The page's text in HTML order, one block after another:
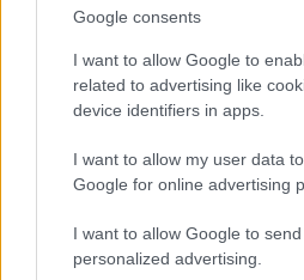
Google consents
I want to allow Google to
related to advertising like
device identifiers in apps.
I want to allow my user data
Google for online advertising
I want to allow Google to
personalized advertising.
Szintén bajai. Majdnem
menetrendtől. Kb. 11 éve
rendszerességgel a Baja-
:15, végül a cikkben leírt.
vonatok eddig mindig a
Kispest (!), illetve Keleti,
ba közlekednek. Szintén